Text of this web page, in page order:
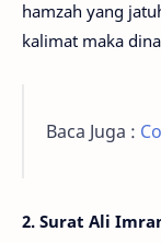
hamzah yang
kalimat maka
Baca Juga :
2. Surat Ali